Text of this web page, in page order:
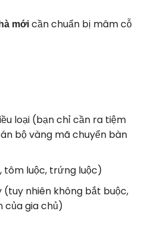
mới cần chuẩn bị mâm cỗ
loại (bạn chỉ cần ra tiệm
bộ vàng mã chuyển bàn
tôm luộc, trứng luộc)
nhiên không bắt buộc,
của gia chủ)